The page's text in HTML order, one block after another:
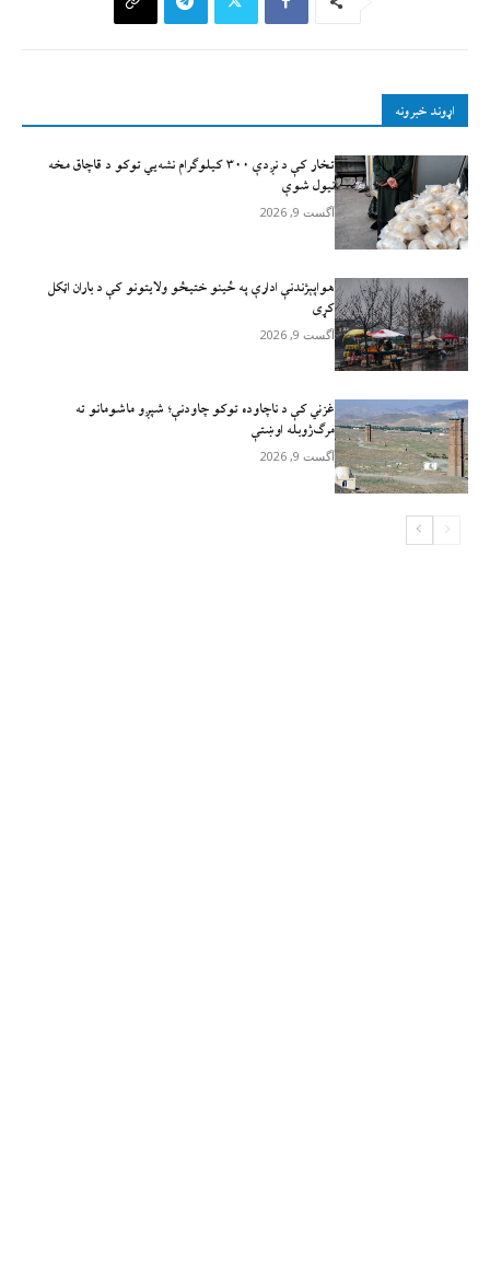
اړوند خبرونه
تخار کې د نږدې ۳۰۰ کیلوګرام نشه‌يي توکو د قاچاق مخه
نیول شوې
آگست 9, 2026
هواپېژندنې ادارې په ځینو ختیځو ولایتونو کې د باران اټکل
کړی
آگست 9, 2026
غزني کې د ناچاوده توکو چاودنې؛ شپږو ماشومانو ته
مرګ‌ژوبله اوښتې
آگست 9, 2026